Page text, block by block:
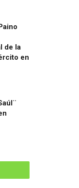
de la
en